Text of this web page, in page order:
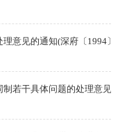
意见的通知(深府〔1994〕
若干具体问题的处理意见(之